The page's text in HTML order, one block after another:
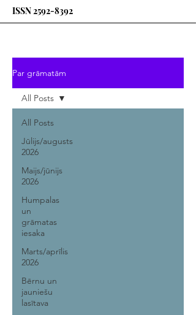
ISSN2592-8392
Par grāmatām
All Posts
Jūlijs/augusts
2026
Maijs/jūnijs
2026
Humpalas
un
grāmatas
iesaka
Marts/aprīlis
2026
Bērnu un
jauniešu
lasītava
All Posts